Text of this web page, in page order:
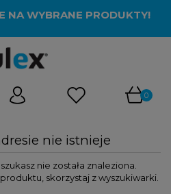
NA WYBRANE PRODUKTY!
nie istnieje
nie została znaleziona.
skorzystaj z wyszukiwarki.